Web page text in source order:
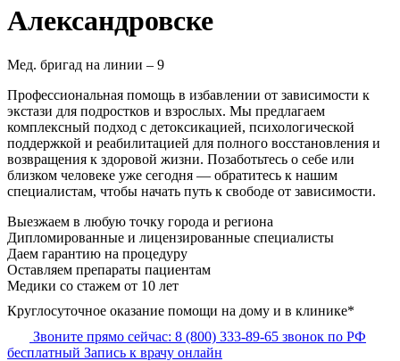
Александровске
Мед. бригад на линии – 9
Профессиональная помощь в избавлении от зависимости к
экстази для подростков и взрослых. Мы предлагаем
комплексный подход с детоксикацией, психологической
поддержкой и реабилитацией для полного восстановления и
возвращения к здоровой жизни. Позаботьтесь о себе или
близком человеке уже сегодня — обратитесь к нашим
специалистам, чтобы начать путь к свободе от зависимости.
Выезжаем в любую точку города и региона
Дипломированные и лицензированные специалисты
Даем гарантию на процедуру
Оставляем препараты пациентам
Медики со стажем от 10 лет
Круглосуточное оказание помощи на дому и в клинике*
Звоните прямо сейчас: 8 (800) 333-89-65 звонок по РФ
бесплатный Запись к врачу онлайн